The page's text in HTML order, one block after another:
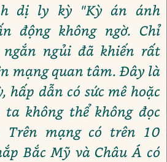
dị ly kỳ "Kỳ án ánh
động không ngờ. Chỉ
ngủi đã khiến rất
mạng quan tâm. Đây là
hấp dẫn có sức mê hoặc
không thể không đọc
Trên mạng có trên 10
Bắc Mỹ và Châu Á có